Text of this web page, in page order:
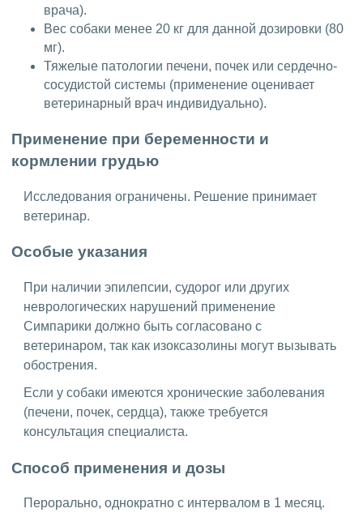
врача).
Вес собаки менее 20 кг для данной дозировки (80
мг).
Тяжелые патологии печени, почек или сердечно-
сосудистой системы (применение оценивает
ветеринарный врач индивидуально).
Применение при беременности и
кормлении грудью
Исследования ограничены. Решение принимает
ветеринар.
Особые указания
При наличии эпилепсии, судорог или других
неврологических нарушений применение
Симпарики должно быть согласовано с
ветеринаром, так как изоксазолины могут вызывать
обострения.
Если у собаки имеются хронические заболевания
(печени, почек, сердца), также требуется
консультация специалиста.
Способ применения и дозы
Перорально, однократно с интервалом в 1 месяц.